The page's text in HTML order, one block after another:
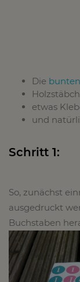
Die
etwas
und
Schritt 1:
So, zunächst
ausgedruckt
Buchstaben